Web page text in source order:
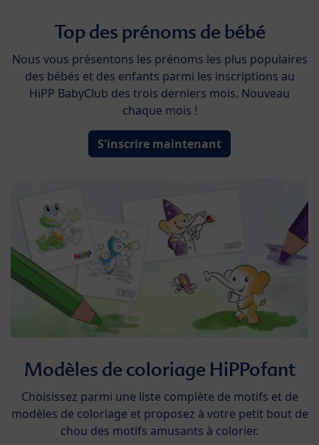
Top des prénoms de bébé
Nous vous présentons les prénoms les plus populaires
des bébés et des enfants parmi les inscriptions au
HiPP BabyClub des trois derniers mois. Nouveau
chaque mois !
S'inscrire maintenant
Modèles de coloriage HiPPofant
Choisissez parmi une liste complète de motifs et de
modèles de coloriage et proposez à votre petit bout de
chou des motifs amusants à colorier.